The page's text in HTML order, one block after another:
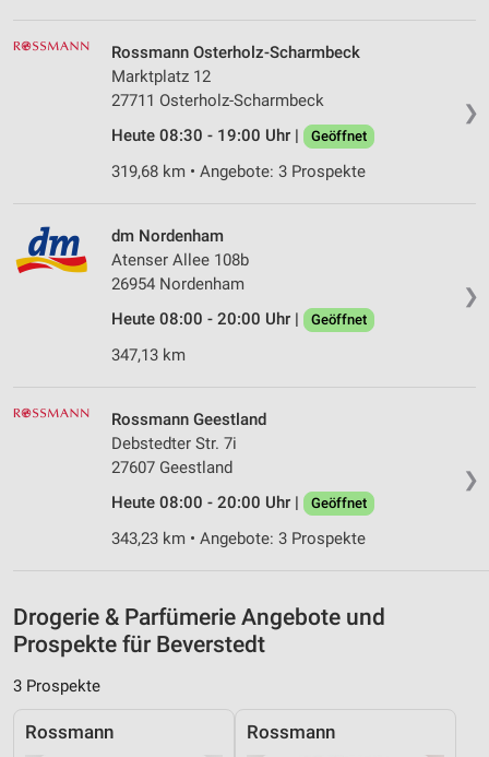
❯
Rossmann Osterholz-Scharmbeck
Marktplatz 12
27711 Osterholz-Scharmbeck
Heute 08:30 - 19:00 Uhr |
Geöffnet
319,68 km • Angebote: 3 Prospekte
❯
dm Nordenham
Atenser Allee 108b
26954 Nordenham
Heute 08:00 - 20:00 Uhr |
Geöffnet
347,13 km
❯
Rossmann Geestland
Debstedter Str. 7i
27607 Geestland
Heute 08:00 - 20:00 Uhr |
Geöffnet
343,23 km • Angebote: 3 Prospekte
Drogerie & Parfümerie Angebote und
Prospekte für Beverstedt
3 Prospekte
Rossmann Rossmann
Verwendung von Profilen zur Auswahl
personalisierter Werbung
Erstellung von Profilen zur Personalisierung
Verwendung von Profilen zur Auswahl
personalisierter Inhalte
Messung der Werbeleistung
Messung der Performance von Inhalten
Analyse von Zielgruppen durch Statistiken oder
Kombinationen von Daten aus verschiedenen
Verwendung reduzierter Daten zur Auswahl von
IAB-Besonderheiten:
Verwendung genauer Standortdaten
Nicht-IAB-Verarbeitungszwecke: